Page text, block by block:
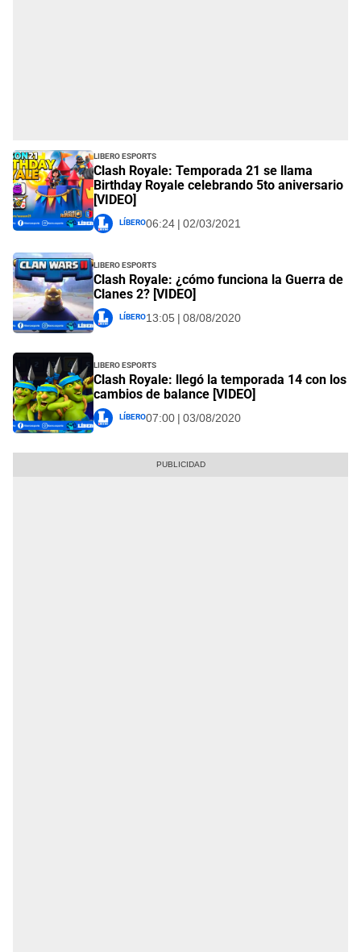
Libero Esports
Clash Royale: Temporada 21 se llama
Birthday Royale celebrando 5to aniversario
[VIDEO]
Líbero06:24 | 02/03/2021
Libero Esports
Clash Royale: ¿cómo funciona la Guerra de
Clanes 2? [VIDEO]
Líbero13:05 | 08/08/2020
Libero Esports
Clash Royale: llegó la temporada 14 con los
cambios de balance [VIDEO]
Líbero07:00 | 03/08/2020